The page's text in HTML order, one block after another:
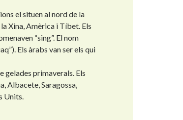
el situen al nord de la
Xina, Amèrica i Tíbet. Els
“sing”. El nom
Els àrabs van ser els qui
gelades primaverals. Els
Albacete, Saragossa,
Units.